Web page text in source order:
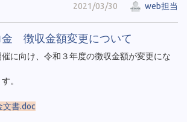
2021/03/30 web担当
金 徴収金額変更について
に向け、令和３年度の徴収金額が変更にな
。
文書.doc